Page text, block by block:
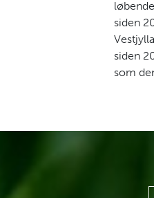
siden
siden
som